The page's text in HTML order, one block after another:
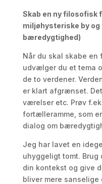
Skab en ny filosofisk
miljøhysteriske by
bæredygtighed)
Når du skal skabe
udvælger du et tema
de to verdener.
er klart afgrænset.
værelser etc. Prøv
fortælleramme, som
dialog om
Jeg har lavet en
uhyggeligt tomt. Brug
din kontekst og give
bliver mere